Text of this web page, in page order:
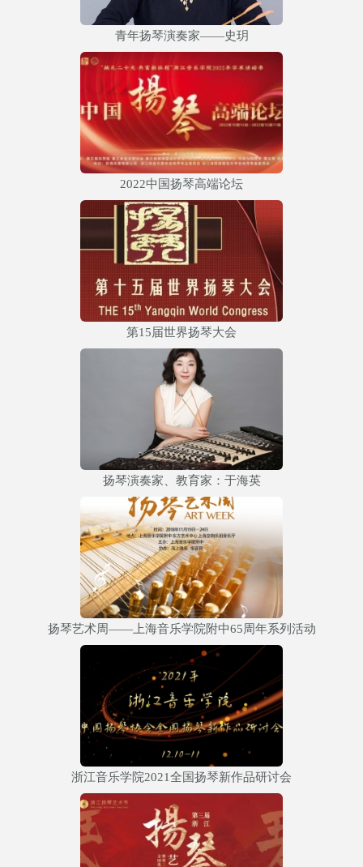
青年扬琴演奏家——史玥
2022中国扬琴高端论坛
第15届世界扬琴大会
扬琴演奏家、教育家：于海英
扬琴艺术周——上海音乐学院附中65周年系列活动
浙江音乐学院2021全国扬琴新作品研讨会